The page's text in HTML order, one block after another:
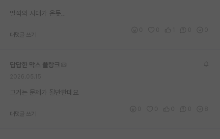
딸깍의 시대가 온듯..
대댓글 쓰기
답답한 막스 플랑크
그거는 문제가 될만한데요
대댓글 쓰기